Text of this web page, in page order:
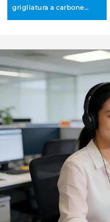
grigliatura a carbone
cucina con manico in
legno